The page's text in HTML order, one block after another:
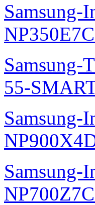
Samsung-
55-
Samsung-
Samsung-